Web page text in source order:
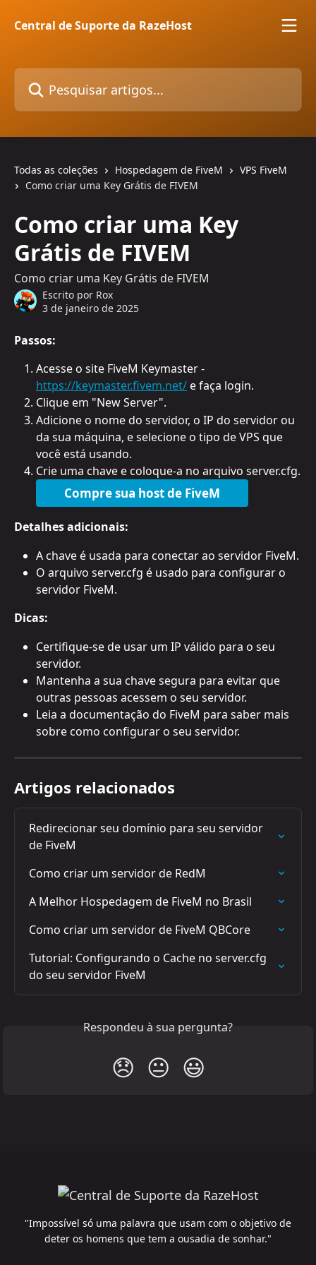
Central de Suporte da RazeHost
Pesquisar artigos...
Todas as coleções Hospedagem de FiveM
VPS FiveM
Como criar uma Key Grátis de FIVEM
Como criar uma Key
Grátis de FIVEM
Como criar uma Key Grátis de FIVEM
Escrito por Rox
3 de janeiro de 2025
Passos:
Acesse o site FiveM Keymaster -
https://keymaster.fivem.net/ e faça login.
Clique em "New Server".
Adicione o nome do servidor, o IP do servidor ou
da sua máquina, e selecione o tipo de VPS que
você está usando.
Crie uma chave e coloque-a no arquivo server.cfg.
Compre sua host de FiveM
Detalhes adicionais:
A chave é usada para conectar ao servidor FiveM.
O arquivo server.cfg é usado para configurar o
servidor FiveM.
Dicas:
Certifique-se de usar um IP válido para o seu
servidor.
Mantenha a sua chave segura para evitar que
outras pessoas acessem o seu servidor.
Leia a documentação do FiveM para saber mais
sobre como configurar o seu servidor.
Artigos relacionados
Redirecionar seu domínio para seu servidor
de FiveM
Como criar um servidor de RedM
A Melhor Hospedagem de FiveM no Brasil
Como criar um servidor de FiveM QBCore
Tutorial: Configurando o Cache no server.cfg
do seu servidor FiveM
Respondeu à sua pergunta?
😞 😐 😃
"Impossível só uma palavra que usam com o objetivo de
deter os homens que tem a ousadia de sonhar."